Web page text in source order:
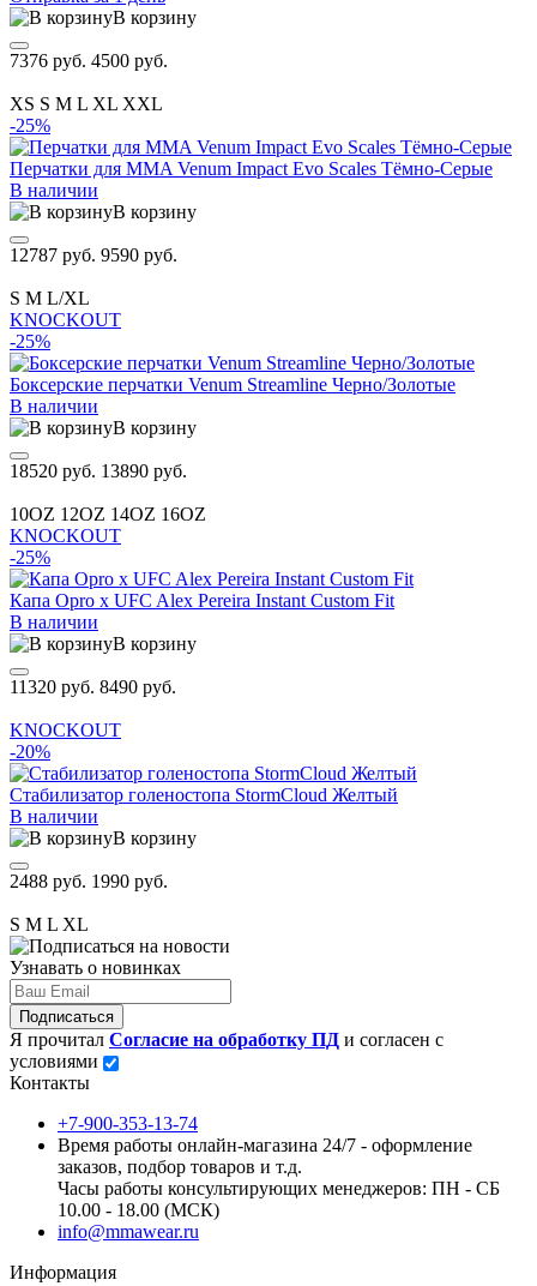
В корзину
7376 руб. 4500 руб.
XS S M L XL XXL
-25%
Перчатки для MMA Venum Impact Evo Scales Тёмно-Серые
В наличии
В корзину
12787 руб. 9590 руб.
S M L/XL
KNOCKOUT
-25%
Боксерские перчатки Venum Streamline Черно/Золотые
В наличии
В корзину
18520 руб. 13890 руб.
10OZ 12OZ 14OZ 16OZ
KNOCKOUT
-25%
Капа Opro x UFC Alex Pereira Instant Custom Fit
В наличии
В корзину
11320 руб. 8490 руб.
KNOCKOUT
-20%
Стабилизатор голеностопа StormCloud Желтый
В наличии
В корзину
2488 руб. 1990 руб.
S M L XL
Узнавать о новинках
Подписаться
Я прочитал Согласие на обработку ПД и согласен с
условиями
Контакты
+7-900-353-13-74
Время работы онлайн-магазина 24/7 - оформление
заказов, подбор товаров и т.д.
Часы работы консультирующих менеджеров: ПН - СБ
10.00 - 18.00 (МСК)
info@mmawear.ru
Информация